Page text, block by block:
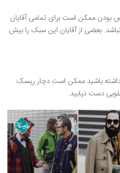
بودن ممکن است برای تمامی آقایان
بعضی از آقایان این سبک را بیش
باشید ممکن است دچار ریسک
دست نیابید.